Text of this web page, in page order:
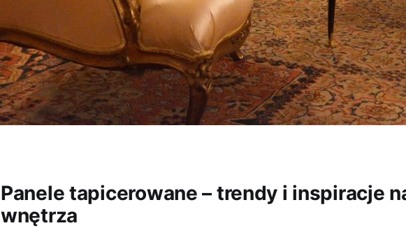
Panele tapicerowane – trendy i inspiracje
wnętrza